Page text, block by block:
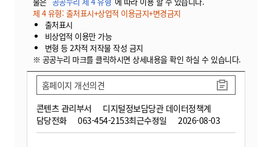
제 4 유형: 출처표시+상업적 이용금지+변경금지
출처표시
비상업적 이용만 가능
변형 등 2차적 저작물 작성 금지
※ 공공누리 마크를 클릭하시면 상세내용을 확인 하실 수 있습니다.
콘텐츠 관리부서
디지털정보담당관 데이터정책계
담당전화
063-454-2153최근수정일 2026-08-03
홈페이지 개선의견